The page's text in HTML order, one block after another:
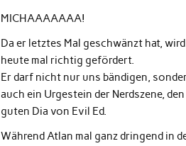
MICHAAAAAAA!
Da er letztes Mal geschwänzt hat,
heute mal richtig gefördert.
Er darf nicht nur uns bändigen,
auch ein Urgestein der Nerdszene, den
guten Dia von Evil Ed.
Während Atlan mal ganz dringend in